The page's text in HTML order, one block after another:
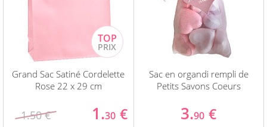
Grand Sac Satiné Cordelette
Rose 22 x 29 cm
1.50 € 1.30 €
Sac en organdi rempli de
Petits Savons Coeurs
3.90 €